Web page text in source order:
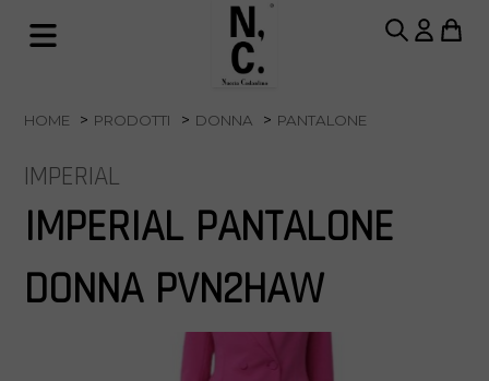
HOME PRODOTTI DONNA PANTALONE
IMPERIAL
IMPERIAL PANTALONE
DONNA PVN2HAW